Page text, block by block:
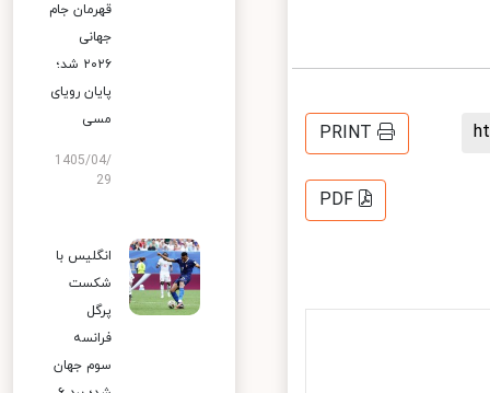
PRINT
PDF
قهرمان جام
جهانی
۲۰۲۶ شد؛
پایان رویای
مسی
1405/04/
29
انگلیس با
شکست
پرگل
فرانسه
سوم جهان